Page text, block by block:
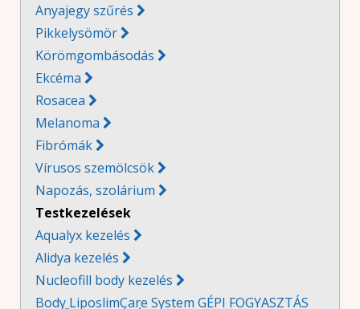
Anyajegy szűrés 
Pikkelysömör 
Körömgombásodás 
Ekcéma 
Rosacea 
Melanoma 
Fibrómák 
Vírusos szemölcsök 
Napozás, szolárium 
Testkezelések
Aqualyx kezelés
Alidya kezelés
Nucleofill body kezelés
Body LiposlimCare System GÉPI FOGYASZTÁS